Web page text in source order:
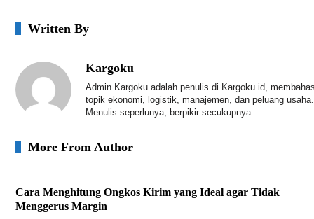
Written By
Kargoku
Admin Kargoku adalah penulis di Kargoku.id,
topik ekonomi, logistik, manajemen, dan peluang usaha.
Menulis seperlunya, berpikir secukupnya.
More From Author
Cara Menghitung Ongkos Kirim yang Ideal agar Tidak
Menggerus Margin